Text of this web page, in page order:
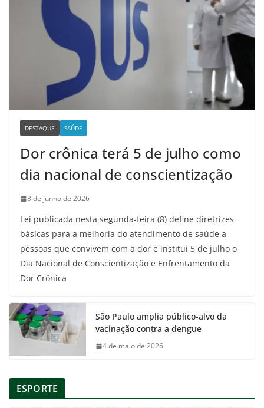
DESTAQUE SAÚDE
Dor crônica terá 5 de julho como
dia nacional de conscientização
8 de junho de 2026
Lei publicada nesta segunda-feira (8) define diretrizes
básicas para a melhoria do atendimento de saúde a
pessoas que convivem com a dor e institui 5 de julho o
Dia Nacional de Conscientização e Enfrentamento da
Dor Crônica
São Paulo amplia público-alvo da
vacinação contra a dengue
4 de maio de 2026
ESPORTE